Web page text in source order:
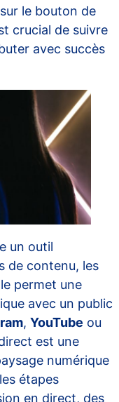
le bouton de
crucial de suivre
avec succès
un outil
de contenu, les
permet une
avec un public
, YouTube ou
est une
numérique
étapes
en direct, des